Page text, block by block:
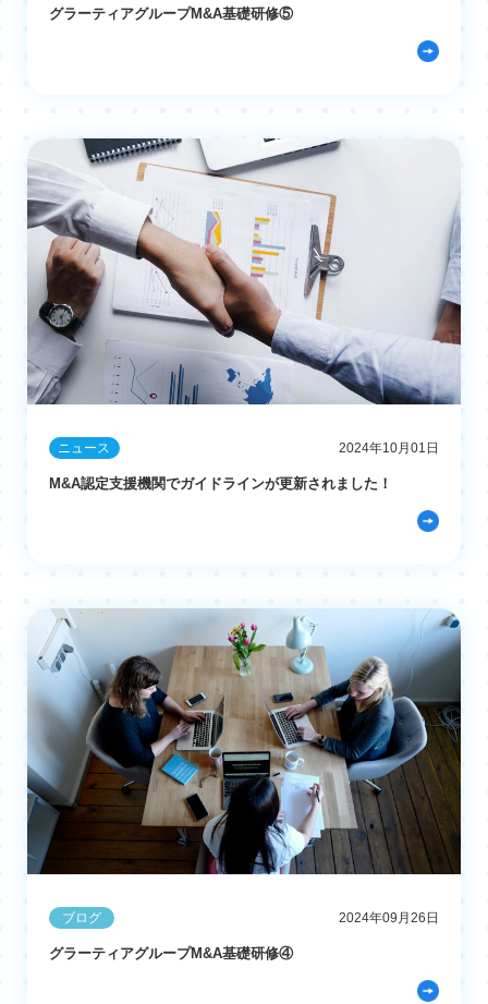
グラーティアグループM&A基礎研修⑤
ニュース 2024年10月01日
M&A認定支援機関でガイドラインが更新されました！
ブログ 2024年09月26日
グラーティアグループM&A基礎研修④